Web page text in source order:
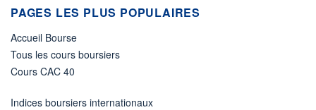
PAGES LES PLUS POPULAIRES
Accueil Bourse
Tous les cours boursiers
Cours CAC 40
Indices boursiers internationaux